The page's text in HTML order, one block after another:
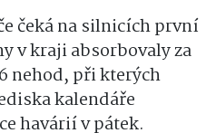
čeká na silnicích první
v kraji absorbovaly za
nehod, při kterých
kalendáře
havárií v pátek.